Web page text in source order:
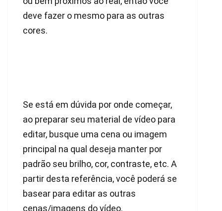
deve fazer o mesmo para as outras
cores.
Se está em dúvida por onde começar,
ao preparar seu material de vídeo para
editar, busque uma cena ou imagem
principal na qual deseja manter por
padrão seu brilho, cor, contraste, etc. A
partir desta referência, você poderá se
basear para editar as outras
cenas/imagens do vídeo.